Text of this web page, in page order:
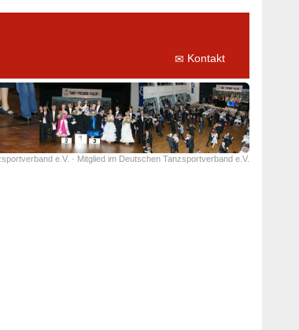
Kontakt
e.V. · Mitglied im Deutschen Tanzsportverband e.V.